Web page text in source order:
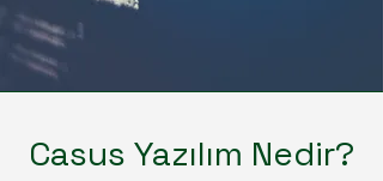
Casus Yazılım Nedir?